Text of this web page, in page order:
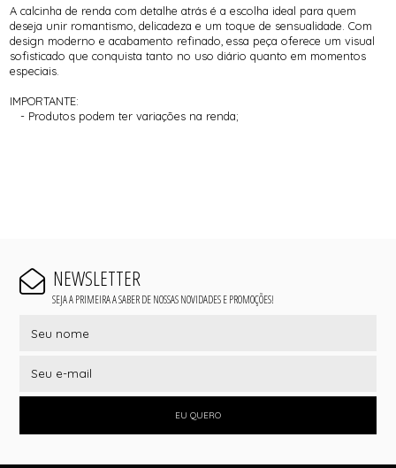
A calcinha de renda com detalhe atrás é a escolha ideal para quem
deseja unir romantismo, delicadeza e um toque de sensualidade. Com
design moderno e acabamento refinado, essa peça oferece um visual
sofisticado que conquista tanto no uso diário quanto em momentos
especiais.
IMPORTANTE:
- Produtos podem ter variações na renda;
NEWSLETTER
SEJA A PRIMEIRA A SABER DE NOSSAS NOVIDADES E PROMOÇÕES!
EU QUERO